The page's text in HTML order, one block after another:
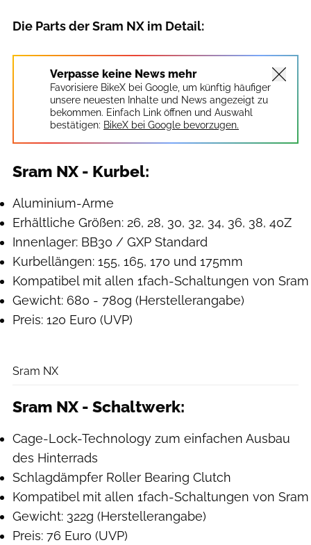
Die Parts der Sram NX im Detail:
Verpasse keine News mehr
Favorisiere BikeX bei Google, um künftig häufiger
unsere neuesten Inhalte und News angezeigt zu
bekommen. Einfach Link öffnen und Auswahl
bestätigen: BikeX bei Google bevorzugen.
Sram NX - Kurbel:
Aluminium-Arme
Erhältliche Größen: 26, 28, 30, 32, 34, 36, 38, 40Z
Innenlager: BB30 / GXP Standard
Kurbellängen: 155, 165, 170 und 175mm
Kompatibel mit allen 1fach-Schaltungen von Sram
Gewicht: 680 - 780g (Herstellerangabe)
Preis: 120 Euro (UVP)
Sram NX
Sram NX - Schaltwerk:
Cage-Lock-Technology zum einfachen Ausbau
des Hinterrads
Schlagdämpfer Roller Bearing Clutch
Kompatibel mit allen 1fach-Schaltungen von Sram
Gewicht: 322g (Herstellerangabe)
Preis: 76 Euro (UVP)